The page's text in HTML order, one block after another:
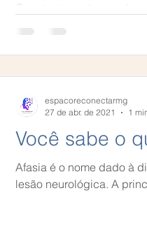
Constantemente nos
Você sabe o
Afasia é o nome dado à
lesão neurológica. A
espacoreconectarmg
27 de abr. de 2021
1